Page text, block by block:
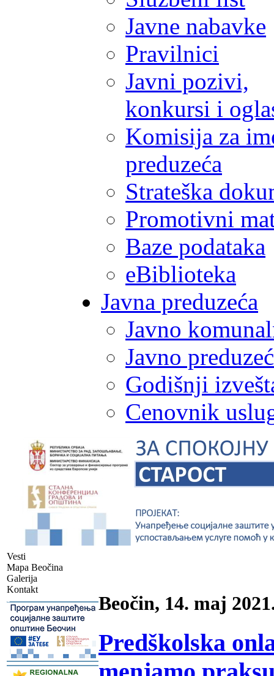
Javne nabavke
Pravilnici
Javni pozivi,
konkursi i
Komisija za
preduzeća
Strateška
Promotivni
Baze podataka
eBiblioteka
Javna preduzeća
Javno
Javno
Godišnji
Cenovnik
Vesti
Mapa Beočina
Galerija
Kontakt
-
-
Beočin, 14. maj
Predškolska